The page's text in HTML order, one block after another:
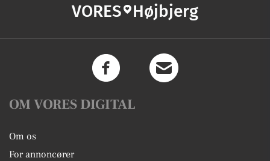
VORES Højbjerg
OM VORES DIGITAL
Om os
For annoncører